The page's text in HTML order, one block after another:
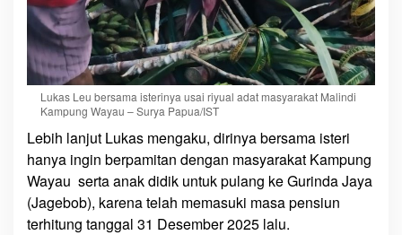
Lukas Leu bersama isterinya usai riyual adat masyarakat Malindi
Kampung Wayau – Surya Papua/IST
Lebih lanjut Lukas mengaku, dirinya bersama isteri
hanya ingin berpamitan dengan masyarakat Kampung
Wayau serta anak didik untuk pulang ke Gurinda Jaya
(Jagebob), karena telah memasuki masa pensiun
terhitung tanggal 31 Desember 2025 lalu.